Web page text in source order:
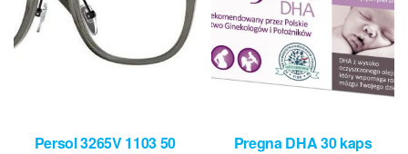
Persol 3265V 1103 50 Pregna DHA 30 kaps